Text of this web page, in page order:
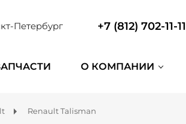
Петербург +7 (812) 702-11-11
О КОМПАНИИ
Renault Talisman